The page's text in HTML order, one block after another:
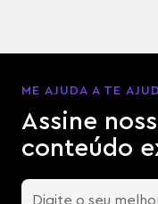
ME AJUDA A TE
Assine
conteúdo